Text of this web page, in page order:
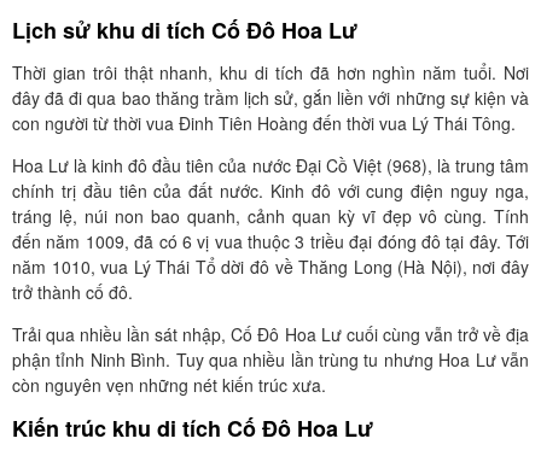
Lịch sử khu di tích Cố Đô Hoa Lư
Thời gian trôi thật nhanh, khu di tích đã hơn nghìn năm tuổi. Nơi
đây đã đi qua bao thăng trầm lịch sử, gắn liền với những sự kiện và
con người từ thời vua Đinh Tiên Hoàng đến thời vua Lý Thái Tông.
Hoa Lư là kinh đô đầu tiên của nước Đại Cồ Việt (968), là trung tâm
chính trị đầu tiên của đất nước. Kinh đô với cung điện nguy nga,
tráng lệ, núi non bao quanh, cảnh quan kỳ vĩ đẹp vô cùng. Tính
đến năm 1009, đã có 6 vị vua thuộc 3 triều đại đóng đô tại đây. Tới
năm 1010, vua Lý Thái Tổ dời đô về Thăng Long (Hà Nội), nơi đây
trở thành cố đô.
Trải qua nhiều lần sát nhập, Cố Đô Hoa Lư cuối cùng vẫn trở về địa
phận tỉnh Ninh Bình. Tuy qua nhiều lần trùng tu nhưng Hoa Lư vẫn
còn nguyên vẹn những nét kiến trúc xưa.
Kiến trúc khu di tích Cố Đô Hoa Lư